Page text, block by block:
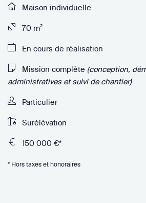
Maison individuelle
70 m²
En cours de réalisation
Mission complète (conception,
administratives et suivi de chantier)
Particulier
Surélévation
150 000 €*
* Hors taxes et honoraires